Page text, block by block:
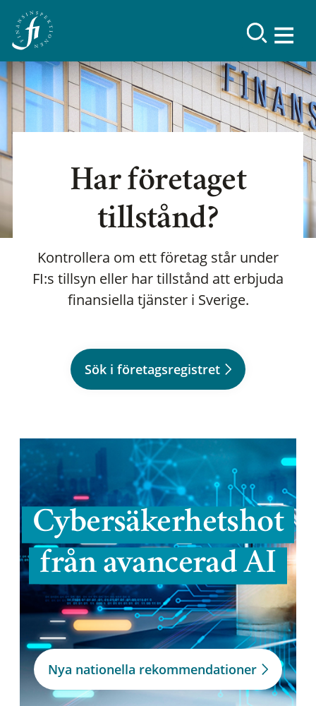
Har företaget
tillstånd?
Kontrollera om ett företag står under
FI:s tillsyn eller har tillstånd att erbjuda
finansiella tjänster i Sverige.
Sök i företagsregistret
Cybersäkerhetshot
från avancerad AI
Nya nationella rekommendationer